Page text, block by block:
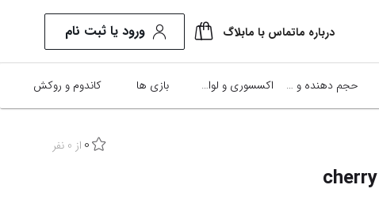
درباره ماتماس با مابلاگ ورود یا ثبت نام
حجم دهنده و تاخيري ها اکسسوری و لوازم بازی ها کاندوم و روکش
%
0 از 0 نفر